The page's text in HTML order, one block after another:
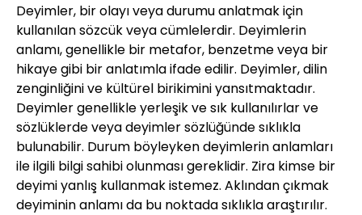
Deyimler, bir olayı veya durumu anlatmak için
kullanılan sözcük veya cümlelerdir. Deyimlerin
anlamı, genellikle bir metafor, benzetme veya bir
hikaye gibi bir anlatımla ifade edilir. Deyimler, dilin
zenginliğini ve kültürel birikimini yansıtmaktadır.
Deyimler genellikle yerleşik ve sık kullanılırlar ve
sözlüklerde veya deyimler sözlüğünde sıklıkla
bulunabilir. Durum böyleyken deyimlerin anlamları
ile ilgili bilgi sahibi olunması gereklidir. Zira kimse bir
deyimi yanlış kullanmak istemez. Aklından çıkmak
deyiminin anlamı da bu noktada sıklıkla araştırılır.